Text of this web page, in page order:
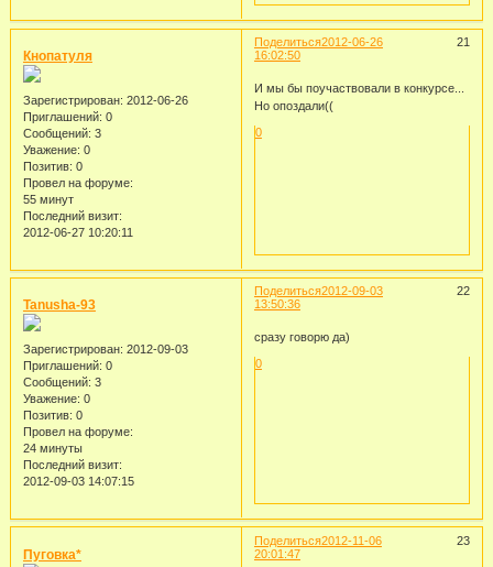
Поделиться 21
2012-06-26
16:02:50
Кнопатуля
Зарегистрирован: 2012-06-26
Приглашений: 0
Сообщений: 3
Уважение: 0
Позитив: 0
Провел на форуме:
55 минут
Последний визит:
2012-06-27 10:20:11
И мы бы поучаствовали в конкурсе...
Но опоздали((
0
Поделиться 22
2012-09-03
13:50:36
Tanusha-93
Зарегистрирован: 2012-09-03
Приглашений: 0
Сообщений: 3
Уважение: 0
Позитив: 0
Провел на форуме:
24 минуты
Последний визит:
2012-09-03 14:07:15
сразу говорю да)
0
Поделиться 23
2012-11-06
20:01:47
Пуговка*